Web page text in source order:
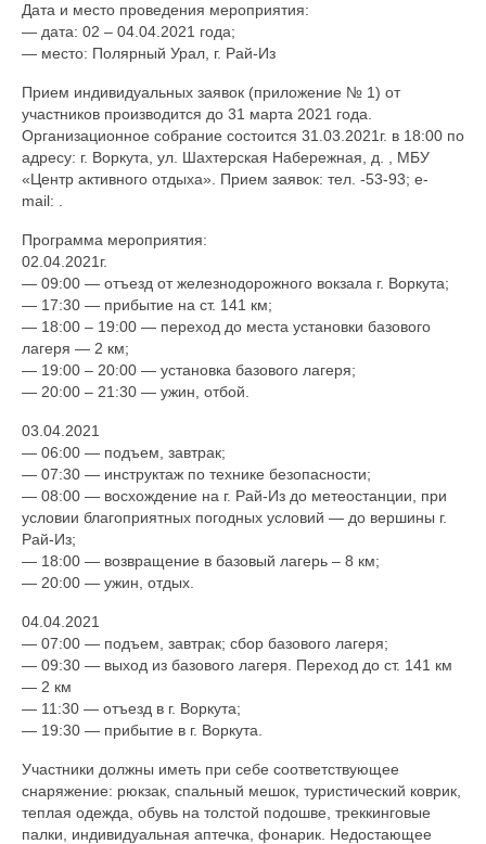
Дата и место проведения мероприятия:
— дата: 02 – 04.04.2021 года;
— место: Полярный Урал, г. Рай-Из
Прием индивидуальных заявок (приложение № 1) от
участников производится до 31 марта 2021 года.
Организационное собрание состоится 31.03.2021г. в 18:00 по
адресу: г. Воркута, ул. Шахтерская Набережная, д. , МБУ
«Центр активного отдыха». Прием заявок: тел. -53-93; e-
mail: .
Программа мероприятия:
02.04.2021г.
— 09:00 — отъезд от железнодорожного вокзала г. Воркута;
— 17:30 — прибытие на ст. 141 км;
— 18:00 – 19:00 — переход до места установки базового
лагеря — 2 км;
— 19:00 – 20:00 — установка базового лагеря;
— 20:00 – 21:30 — ужин, отбой.
03.04.2021
— 06:00 — подъем, завтрак;
— 07:30 — инструктаж по технике безопасности;
— 08:00 — восхождение на г. Рай-Из до метеостанции, при
условии благоприятных погодных условий — до вершины г.
Рай-Из;
— 18:00 — возвращение в базовый лагерь – 8 км;
— 20:00 — ужин, отдых.
04.04.2021
— 07:00 — подъем, завтрак; сбор базового лагеря;
— 09:30 — выход из базового лагеря. Переход до ст. 141 км
— 2 км
— 11:30 — отъезд в г. Воркута;
— 19:30 — прибытие в г. Воркута.
Участники должны иметь при себе соответствующее
снаряжение: рюкзак, спальный мешок, туристический коврик,
теплая одежда, обувь на толстой подошве, треккинговые
палки, индивидуальная аптечка, фонарик. Недостающее